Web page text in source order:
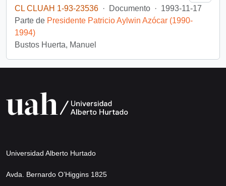
CL CLUAH 1-93-23536 · Documento · 1993-11-17
Parte de Presidente Patricio Aylwin Azócar (1990-
1994)
Bustos Huerta, Manuel
Universidad Alberto Hurtado
Avda. Bernardo O’Higgins 1825